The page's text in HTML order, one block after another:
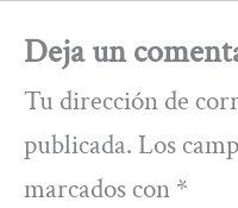
Deja un
Tu dirección de
publicada. Los
marcados con *